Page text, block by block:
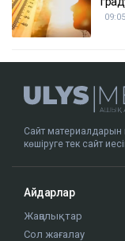
09:05
Сайт материалдарын
көшіруге тек сайт
Айдарлар
Жаңалықтар
Сол жағалау